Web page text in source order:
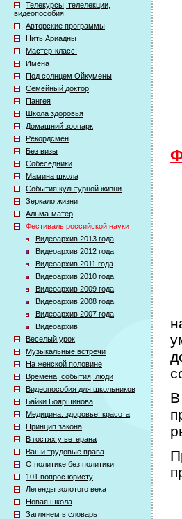
Телекурсы, телелекции,
видеопособия
Авторские программы
Нить Ариадны
Мастер-класс!
Имена
Под солнцем Ойкумены
Семейный доктор
Пангея
Школа здоровья
Домашний зоопарк
Рекордсмен
Без визы
Собеседники
Мамина школа
События культурной жизни
Зеркало жизни
Альма-матер
Фестиваль российской науки
Видеоархив 2013 года
Видеоархив 2012 года
Видеоархив 2011 года
Видеоархив 2010 года
Видеоархив 2009 года
Видеоархив 2008 года
Видеоархив 2007 года
Видеоархив
Веселый урок
Музыкальные встречи
На женской половине
Времена, события, люди
Видеопособия для школьников
Байки Бояршинова
Медицина. здоровье. красота
Принцип закона
В гостях у ветерана
Ваши трудовые права
О политике без политики
101 вопрос юристу
Легенды золотого века
Новая школа
Заглянем в словарь
В